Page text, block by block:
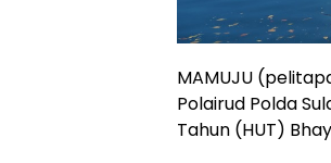
MAMUJU
Polairud Polda
Tahun (HUT)